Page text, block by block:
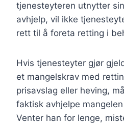
tjenesteyteren utnytter
avhjelp, vil ikke
rett til å foreta retting i
Hvis tjenesteyter gjør
et mangelskrav med
prisavslag eller heving,
faktisk avhjelpe
Venter han for lenge,